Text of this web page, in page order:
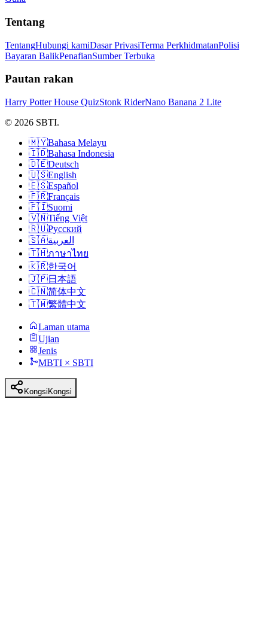
Tentang
TentangHubungi kamiDasar PrivasiTerma PerkhidmatanPolisi
Bayaran BalikPenafianSumber Terbuka
Pautan rakan
Harry Potter House QuizStonk RiderNano Banana 2 Lite
© 2026 SBTI.
🇲🇾Bahasa Melayu
🇮🇩Bahasa Indonesia
🇩🇪Deutsch
🇺🇸English
🇪🇸Español
🇫🇷Français
🇫🇮Suomi
🇻🇳Tiếng Việt
🇷🇺Русский
🇸🇦العربية
🇹🇭ภาษาไทย
🇰🇷한국어
🇯🇵日本語
🇨🇳简体中文
🇹🇼繁體中文
Laman utama
Ujian
Jenis
MBTI × SBTI
Kongsi Kongsi